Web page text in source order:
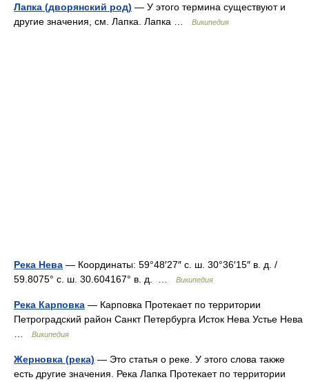
Лапка (дворянский род) — У этого термина существуют и
другие значения, см. Лапка. Лапка …
Википедия
Река Нева — Координаты: 59°48′27″ с. ш. 30°36′15″ в. д. /
59.8075° с. ш. 30.604167° в. д. …
Википедия
Река Карповка — Карповка Протекает по территории
Петроградский район Санкт Петербурга Исток Нева Устье Нева
Википедия
Жерновка (река) — Это статья о реке. У этого слова также
есть другие значения. Река Лапка Протекает по территории